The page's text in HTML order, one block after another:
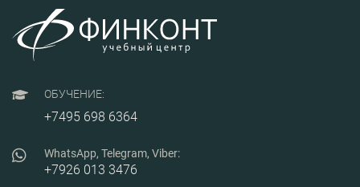
ОБУЧЕНИЕ:
+7495 698 6364
WhatsApp, Telegram, Viber:
+7926 013 3476